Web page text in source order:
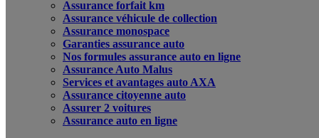
Assurance forfait km
Assurance véhicule de collection
Assurance monospace
Garanties assurance auto
Nos formules assurance auto en ligne
Assurance Auto Malus
Services et avantages auto AXA
Assurance citoyenne auto
Assurer 2 voitures
Assurance auto en ligne